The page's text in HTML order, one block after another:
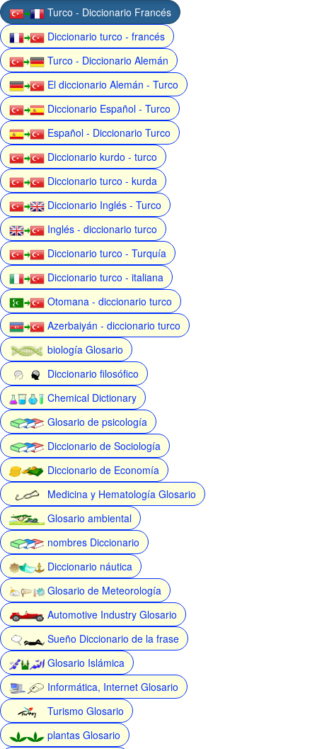
Turco - Diccionario Francés
Diccionario turco - francés
Turco - Diccionario Alemán
El diccionario Alemán - Turco
Diccionario Español - Turco
Español - Diccionario Turco
Diccionario kurdo - turco
Diccionario turco - kurda
Diccionario Inglés - Turco
Inglés - diccionario turco
Diccionario turco - Turquía
Diccionario turco - italiana
Otomana - diccionario turco
Azerbaiyán - diccionario turco
biología Glosario
Diccionario filosófico
Chemical Dictionary
Glosario de psicología
Diccionario de Sociología
Diccionario de Economía
Medicina y Hematología Glosario
Glosario ambiental
nombres Diccionario
Diccionario náutica
Glosario de Meteorología
Automotive Industry Glosario
Sueño Diccionario de la frase
Glosario Islámica
Informática, Internet Glosario
Turismo Glosario
plantas Glosario